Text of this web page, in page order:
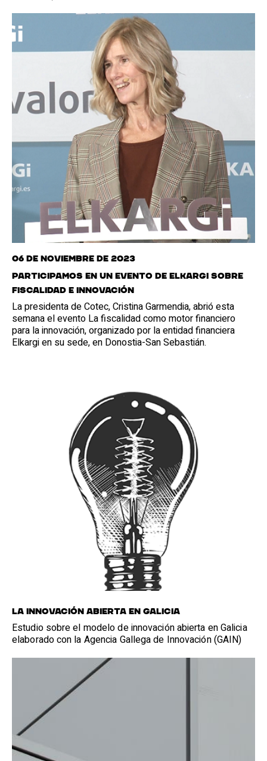
06 de noviembre de 2023
Participamos en un evento de Elkargi sobre
fiscalidad e innovación
La presidenta de Cotec, Cristina Garmendia, abrió esta
semana el evento La fiscalidad como motor financiero
para la innovación, organizado por la entidad financiera
Elkargi en su sede, en Donostia-San Sebastián.
LA INNOVACIÓN ABIERTA EN GALICIA
Estudio sobre el modelo de innovación abierta en Galicia
elaborado con la Agencia Gallega de Innovación (GAIN)